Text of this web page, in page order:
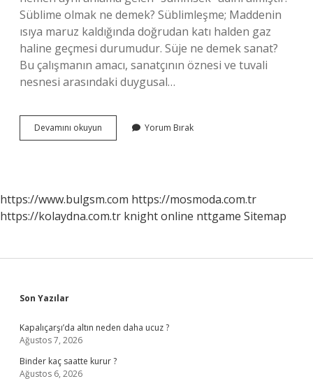
Süblime olmak ne demek? Süblimleşme; Maddenin
ısıya maruz kaldığında doğrudan katı halden gaz
haline geçmesi durumudur. Süje ne demek sanat?
Bu çalışmanın amacı, sanatçının öznesi ve tuvali
nesnesi arasındaki duygusal…
Devamını okuyun
Ne
Yorum Bırak
https://www.bulgsm.com https://mosmoda.com.tr
https://kolaydna.com.tr knight online nttgame Sitemap
Sidebar
Son Yazılar
Kapalıçarşı’da altın neden daha ucuz ?
Ağustos 7, 2026
Binder kaç saatte kurur ?
Ağustos 6, 2026